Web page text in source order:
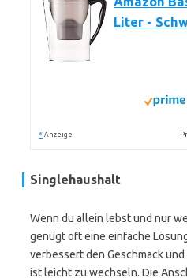
Liter -
* Anzeige
Singlehaushalt
Wenn du allein lebst und nur
genügt oft eine einfache
verbessert den Geschmack
ist leicht zu wechseln. Die